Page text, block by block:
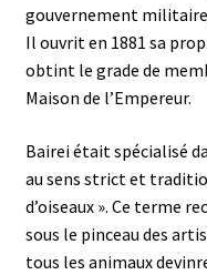
gouvernement
Il ouvrit en 1881 sa
obtint le grade de
Maison de l’Empereur.
Bairei était spécialisé
au sens strict et
d’oiseaux ». Ce terme
sous le pinceau des
tous les animaux